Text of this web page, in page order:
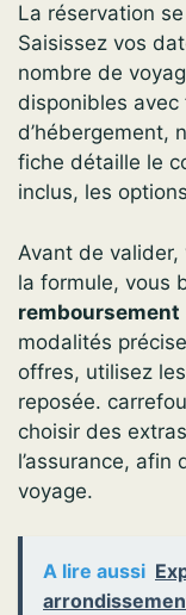
La réservation
Saisissez vos
nombre de
disponibles
d’hébergement,
fiche détaille le
inclus, les
Avant de
la formule, vous
remboursement
modalités
offres, utilisez
reposée.
choisir des
l’assurance, afin
voyage.
A lire aussi